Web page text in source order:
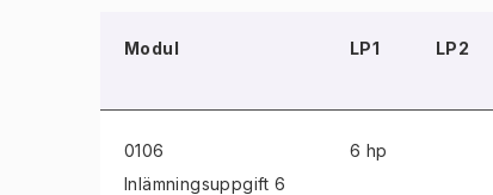
Modul LP1 LP2
0106
Inlämningsuppgift 6
6 hp